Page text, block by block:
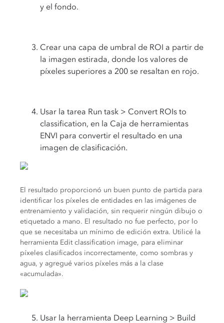
y el fondo.
Crear una capa de umbral de ROI a partir de
la imagen estirada, donde los valores de
píxeles superiores a 200 se resaltan en rojo.
Usar la tarea Run task > Convert ROIs to
classification, en la Caja de herramientas
ENVI para convertir el resultado en una
imagen de clasificación.
El resultado proporcionó un buen punto de partida para
identificar los píxeles de entidades en las imágenes de
entrenamiento y validación, sin requerir ningún dibujo o
etiquetado a mano. El resultado no fue perfecto, por lo
que se necesitaba un mínimo de edición extra. Utilicé la
herramienta Edit classification image, para eliminar
píxeles clasificados incorrectamente, como sombras y
agua, y agregué varios píxeles más a la clase
«acumulada».
Usar la herramienta Deep Learning > Build